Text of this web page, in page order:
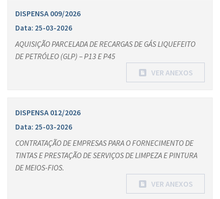
DISPENSA 009/2026
Data: 25-03-2026
AQUISIÇÃO PARCELADA DE RECARGAS DE GÁS LIQUEFEITO
DE PETRÓLEO (GLP) – P13 E P45
VER ANEXOS
DISPENSA 012/2026
Data: 25-03-2026
CONTRATAÇÃO DE EMPRESAS PARA O FORNECIMENTO DE
TINTAS E PRESTAÇÃO DE SERVIÇOS DE LIMPEZA E PINTURA
DE MEIOS-FIOS.
VER ANEXOS